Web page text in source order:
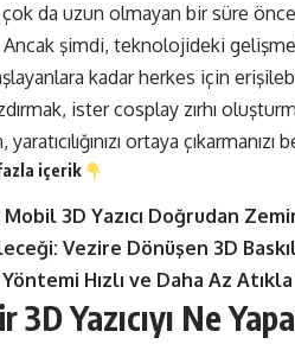
da uzun olmayan bir süre
şimdi, teknolojideki
kadar herkes için
ister cosplay zırhı
ortaya çıkarmanızı
içerik
3D Yazıcı Doğrudan
Vezire Dönüşen 3D
Yöntemi Hızlı ve Daha Az
3D Yazıcıyı Ne